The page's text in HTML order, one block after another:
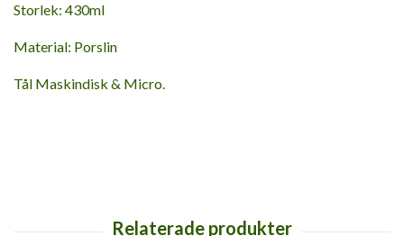
Storlek: 430ml
Material: Porslin
Tål Maskindisk & Micro.